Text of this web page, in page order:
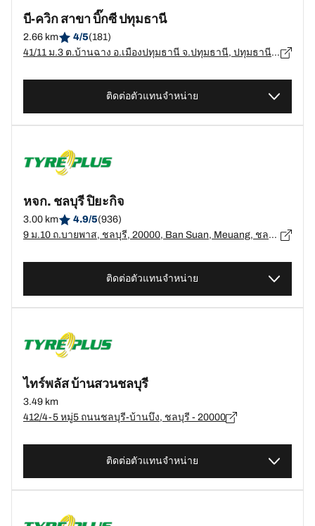
บี-ควิก สาขา บิ๊กซี ปทุมธานี
2.66 km 4/5(181)
41/11 ม.3 ต.บ้านฉาง อ.เมืองปทุมธานี จ.ปทุมธานี, ปทุมธานี - 12000
ติดต่อตัวแทนจำหน่าย
หจก. ชลบุรี ปิยะกิจ
3.00 km 4.9/5(936)
9 ม.10 ถ.บายพาส, ชลบุรี, 20000, Ban Suan, Meuang, ชลบุรี - 20000
ติดต่อตัวแทนจำหน่าย
ไทร์พลัส บ้านสวนชลบุรี
3.49 km
412/4-5 หมู่5 ถนนชลบุรี-บ้านบึง, ชลบุรี - 20000
ติดต่อตัวแทนจำหน่าย